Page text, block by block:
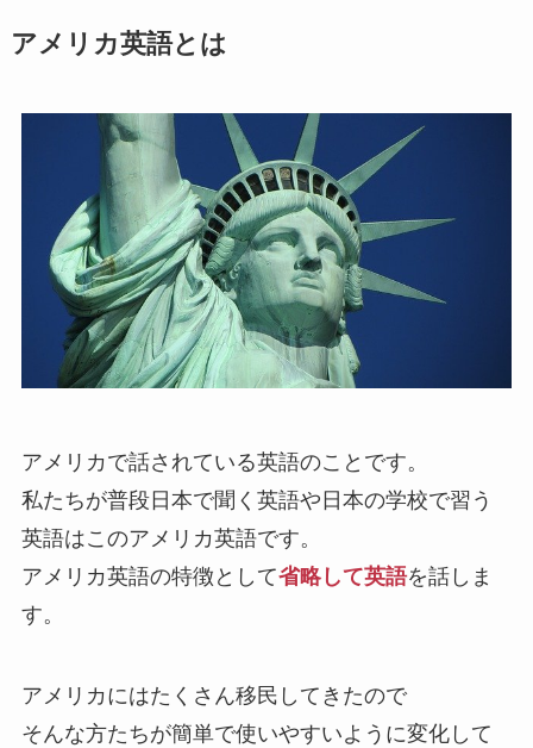
アメリカ英語とは
アメリカで話されている英語のことです。
私たちが普段日本で聞く英語や日本の学校で習う
英語はこのアメリカ英語です。
アメリカ英語の特徴として省略して英語を話しま
す。
アメリカにはたくさん移民してきたので
そんな方たちが簡単で使いやすいように変化して